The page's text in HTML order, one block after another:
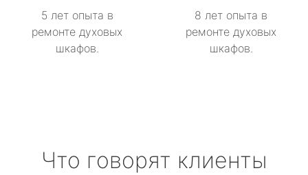
5 лет опыта в
ремонте духовых
шкафов.
8 лет опыта в
ремонте духовых
шкафов.
Что говорят клиенты